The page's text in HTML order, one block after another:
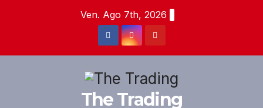
Ven. Ago 7th, 2026
The Trading